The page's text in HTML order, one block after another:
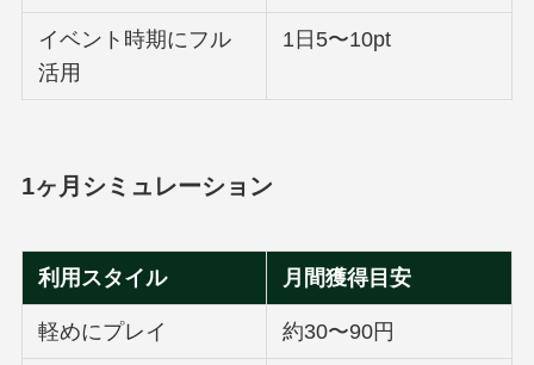
イベント時期にフル
活用
1日5〜10pt
1ヶ月シミュレーション
利用スタイル 月間獲得目安
軽めにプレイ 約30〜90円